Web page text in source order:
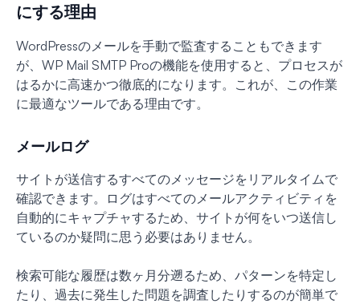
にする理由
WordPressのメールを手動で監査することもできます
が、WP Mail SMTP Proの機能を使用すると、プロセスが
はるかに高速かつ徹底的になります。これが、この作業
に最適なツールである理由です。
メールログ
サイトが送信するすべてのメッセージをリアルタイムで
確認できます。ログはすべてのメールアクティビティを
自動的にキャプチャするため、サイトが何をいつ送信し
ているのか疑問に思う必要はありません。
検索可能な履歴は数ヶ月分遡るため、パターンを特定し
たり、過去に発生した問題を調査したりするのが簡単で